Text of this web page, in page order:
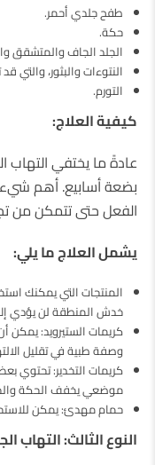
طفح جلدي أحمر.
حكة.
الجلد الجاف والمتشقق
النتوءات والبثور، والتي
التورم.
كيفية العلاج:
عادةً ما يختفي التهاب
بضعة أسابيع. أهم
الفعل حتى تتمكن من
يشمل العلاج ما يلي:
المنتجات التي يمكنك
خدش المنطقة لن يؤدي إلا
كريمات الستيرويد: يمكن
وصفة طبية في تقليل
كريمات التخدير: تحتوي
موضعي يخفف الحكة
حمام مهدئ: يمكن
النوع الثالث: